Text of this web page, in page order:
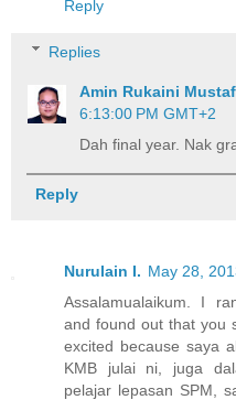
Reply
Replies
Amin Rukaini
6:13:00 PM GMT+2
Dah final year. Nak
Reply
Nurulain I. May 28,
Assalamualaikum. I
and found out that you
excited because saya
KMB julai ni, juga
pelajar lepasan SPM,